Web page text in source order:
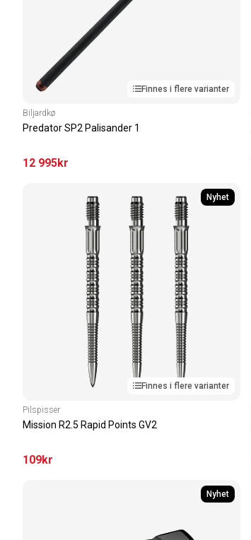
Finnes i flere varianter
Biljardkø
Predator SP2 Palisander 1
12 995kr
Nyhet
Finnes i flere varianter
Pilspisser
Mission R2.5 Rapid Points GV2
109kr
Nyhet